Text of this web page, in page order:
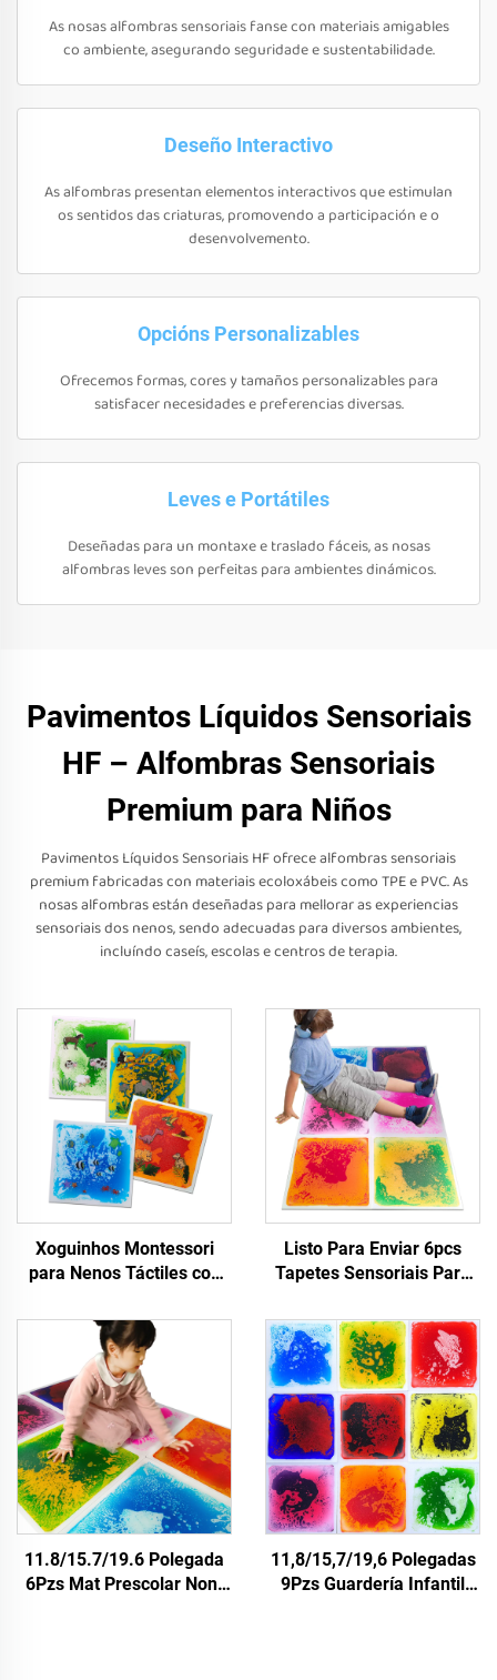
As nosas alfombras sensoriais fanse con materiais amigables
co ambiente, asegurando seguridade e sustentabilidade.
Deseño Interactivo
As alfombras presentan elementos interactivos que estimulan
os sentidos das criaturas, promovendo a participación e o
desenvolvemento.
Opcións Personalizables
Ofrecemos formas, cores y tamaños personalizables para
satisfacer necesidades e preferencias diversas.
Leves e Portátiles
Deseñadas para un montaxe e traslado fáceis, as nosas
alfombras leves son perfeitas para ambientes dinámicos.
Pavimentos Líquidos Sensoriais
HF – Alfombras Sensoriais
Premium para Niños
Pavimentos Líquidos Sensoriais HF ofrece alfombras sensoriais
premium fabricadas con materiais ecoloxábeis como TPE e PVC. As
nosas alfombras están deseñadas para mellorar as experiencias
sensoriais dos nenos, sendo adecuadas para diversos ambientes,
incluíndo caseís, escolas e centros de terapia.
Xoguinhos Montessori
para Nenos Táctiles con
Tapetes Sensoriais
Líquidos Para Aliviar
Ansiedade Adequados
para Autismo
Listo Para Enviar 6pcs
Tapetes Sensoriais Para
Montessori Para Nenos
Alivio da Ansiedade
Teselas Sensoriais
Líquidas
11.8/15.7/19.6 Polegada
6Pzs Mat Prescolar Non-
11,8/15,7/19,6 Polegadas
9Pzs Guardería Infantil